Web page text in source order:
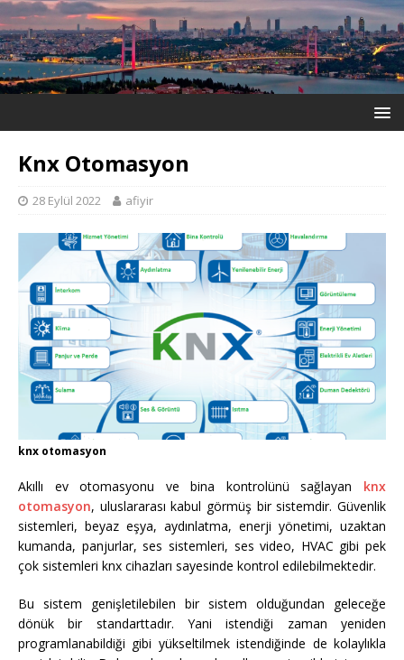
Knx Otomasyon
28 Eylül 2022 afiyir
knx otomasyon
Akıllı ev otomasyonu ve bina kontrolünü sağlayan knx
otomasyon, uluslararası kabul görmüş bir sistemdir. Güvenlik
sistemleri, beyaz eşya, aydınlatma, enerji yönetimi, uzaktan
kumanda, panjurlar, ses sistemleri, ses video, HVAC gibi pek
çok sistemleri knx cihazları sayesinde kontrol edilebilmektedir.
Bu sistem genişletilebilen bir sistem olduğundan geleceğe
dönük bir standarttadır. Yani istendiği zaman yeniden
programlanabildiği gibi yükseltilmek istendiğinde de kolaylıkla